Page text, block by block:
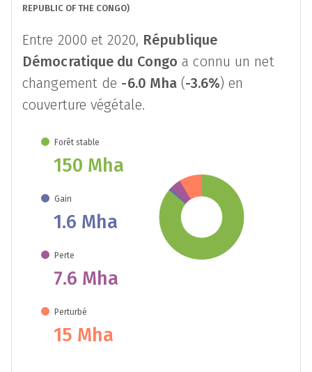
REPUBLIC OF THE CONGO)
Entre 2000 et 2020, République
Démocratique du Congo a connu un net
changement de -6.0 Mha (-3.6%) en
couverture végétale.
Forêt stable
150 Mha
Gain
1.6 Mha
Perte
7.6 Mha
Perturbé
15 Mha